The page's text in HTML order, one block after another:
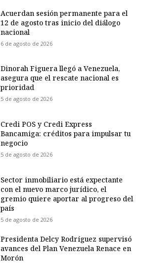
Acuerdan sesión permanente para el
12 de agosto tras inicio del diálogo
nacional
6 de agosto de 2026
Dinorah Figuera llegó a Venezuela,
asegura que el rescate nacional es
prioridad
5 de agosto de 2026
Credi POS y Credi Express
Bancamiga: créditos para impulsar tu
negocio
5 de agosto de 2026
Sector inmobiliario está expectante
con el nuevo marco jurídico, el
gremio quiere aportar al progreso del
país
5 de agosto de 2026
Presidenta Delcy Rodríguez supervisó
avances del Plan Venezuela Renace en
Morón